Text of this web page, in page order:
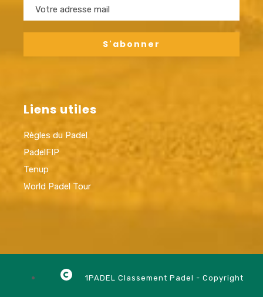
Liens utiles
Règles du Padel
PadelFIP
Tenup
World Padel Tour
1PADEL Classement Padel - Copyright